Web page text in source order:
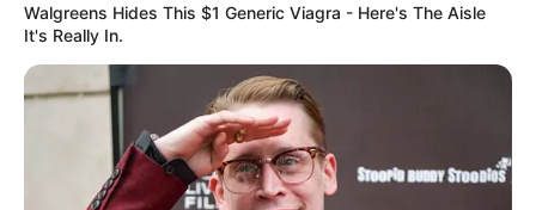
HOME
Dorama Entretenimento > Notícia > TV >
Febre de
Primavera: episódio final de dorama bate recorde de audiência.
Walgreens Hides This $1 Generic Viagra - Here's The Aisle
It's Really In.